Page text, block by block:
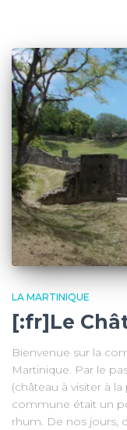
LA MARTINIQUE
[:fr]Le
Bienvenue sur la
Martinique. Par le
(château à visiter à la
commune était un
rhum. De nos jours,